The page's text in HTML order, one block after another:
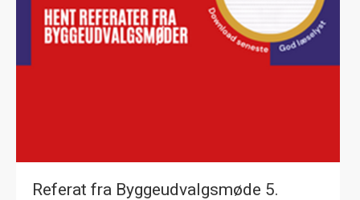
Referat fra Byggeudvalgsmøde 5.